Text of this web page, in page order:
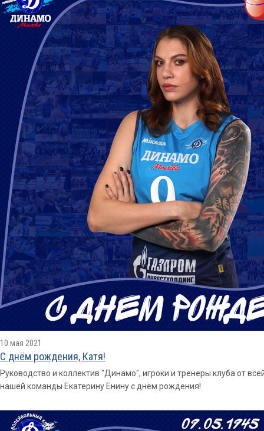
10 мая 2021
С днём рождения, Катя!
Руководство и коллектив "Динамо", игроки и тренеры клуба от
нашей команды Екатерину Енину с днём рождения!